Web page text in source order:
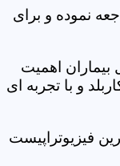
نموده و برای
اهمیت
و با تجربه ای
فیزیوتراپیست